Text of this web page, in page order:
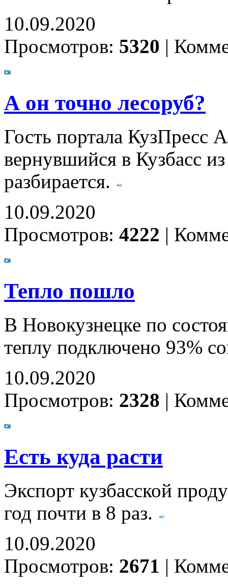
10.09.2020
Просмотров: 5320 |
А он точно лесоруб?
Гость портала КузПресс
вернувшийся в Кузбасс
разбирается.
10.09.2020
Просмотров: 4222 |
Тепло пошло
В Новокузнецке по
теплу подключено 93%
10.09.2020
Просмотров: 2328 |
Есть куда расти
Экспорт кузбасской
год почти в 8 раз.
10.09.2020
Просмотров: 2671 |